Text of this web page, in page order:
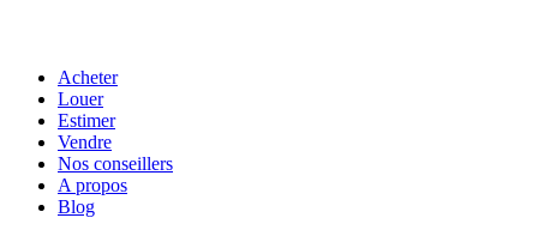
Acheter
Louer
Estimer
Vendre
Nos conseillers
A propos
Blog